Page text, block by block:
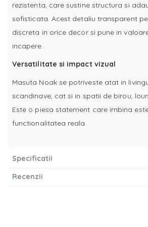
rezistenta, care sustine structura si
sofisticata. Acest detaliu transparent
discreta in orice decor si pune in
incapere.
Versatilitate si impact vizual
Masuta Noak se potriveste atat in
scandinave, cat si in spatii de birou,
Este o piesa statement care imbina
functionalitatea reala.
Specificatii
Recenzii